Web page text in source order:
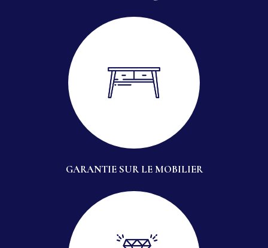
GARANTIE SUR LE MOBILIER